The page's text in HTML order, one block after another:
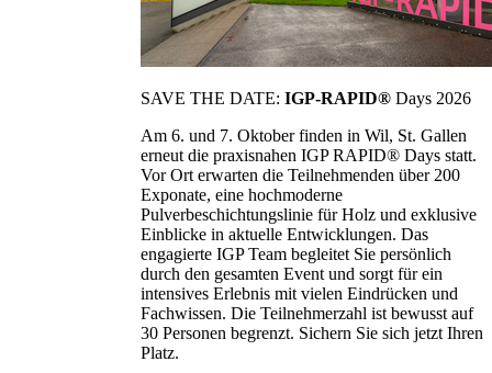
SAVE THE DATE: IGP-RAPID® Days 2026
Am 6. und 7. Oktober finden in Wil, St. Gallen
erneut die praxisnahen IGP RAPID® Days statt.
Vor Ort erwarten die Teilnehmenden über 200
Exponate, eine hochmoderne
Pulverbeschichtungslinie für Holz und exklusive
Einblicke in aktuelle Entwicklungen. Das
engagierte IGP Team begleitet Sie persönlich
durch den gesamten Event und sorgt für ein
intensives Erlebnis mit vielen Eindrücken und
Fachwissen. Die Teilnehmerzahl ist bewusst auf
30 Personen begrenzt. Sichern Sie sich jetzt Ihren
Platz.